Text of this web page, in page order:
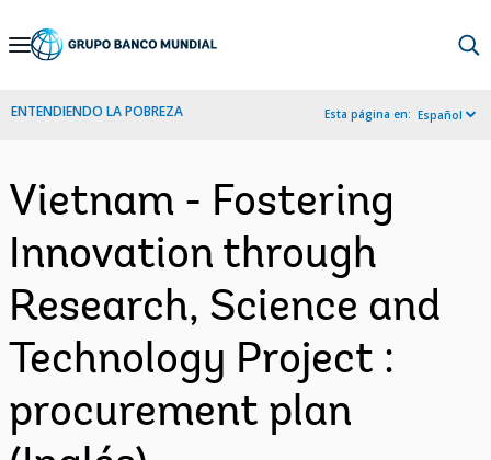
Skip
Navigation
ENTENDIENDO LA POBREZA Esta página en: Español
Vietnam - Fostering
Innovation through
Research, Science and
Technology Project :
procurement plan